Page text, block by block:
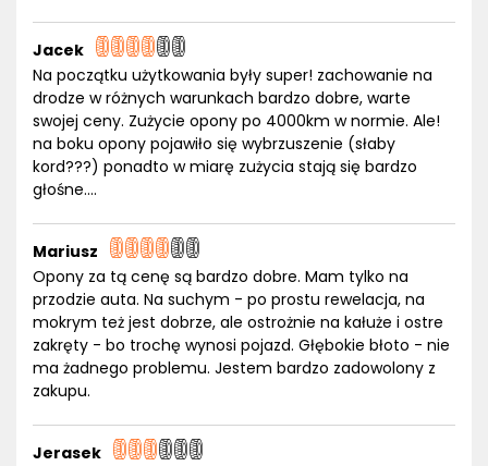
Jacek
Na początku użytkowania były super! zachowanie na
drodze w różnych warunkach bardzo dobre, warte
swojej ceny. Zużycie opony po 4000km w normie. Ale!
na boku opony pojawiło się wybrzuszenie (słaby
kord???) ponadto w miarę zużycia stają się bardzo
głośne....
Mariusz
Opony za tą cenę są bardzo dobre. Mam tylko na
przodzie auta. Na suchym - po prostu rewelacja, na
mokrym też jest dobrze, ale ostrożnie na kałuże i ostre
zakręty - bo trochę wynosi pojazd. Głębokie błoto - nie
ma żadnego problemu. Jestem bardzo zadowolony z
zakupu.
Jerasek